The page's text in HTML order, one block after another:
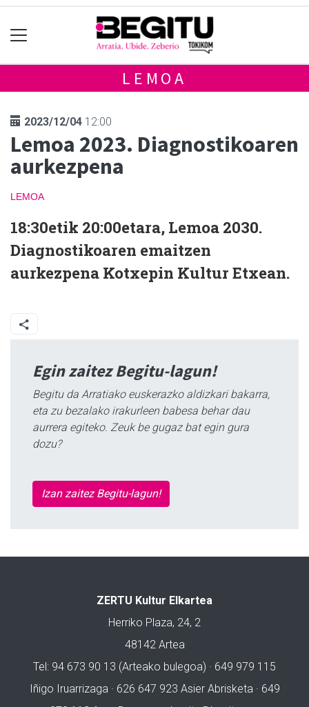
LEMOA
2023/12/04 12:00
Lemoa 2023. Diagnostikoaren
aurkezpena
LEMOA
18:30etik 20:00etara, Lemoa 2030.
Diagnostikoaren emaitzen
aurkezpena Kotxepin Kultur Etxean.
Egin zaitez Begitu-lagun!
Begitu da Arratiako euskerazko aldizkari bakarra,
eta zu bezalako irakurleen babesa behar dau
aurrera egiteko. Zeuk be gugaz bat egin gura
dozu?
Izan zaitez Begitu-lagun!
ZERTU Kultur Elkartea
Herriko Plaza, 24, 2
48142 Artea
Tel: 94 673 90 13 (Arteako bulegoa) · 649 979 115
Iñigo Iruarrizaga · 626 647 923 Asier Abrisketa · 649